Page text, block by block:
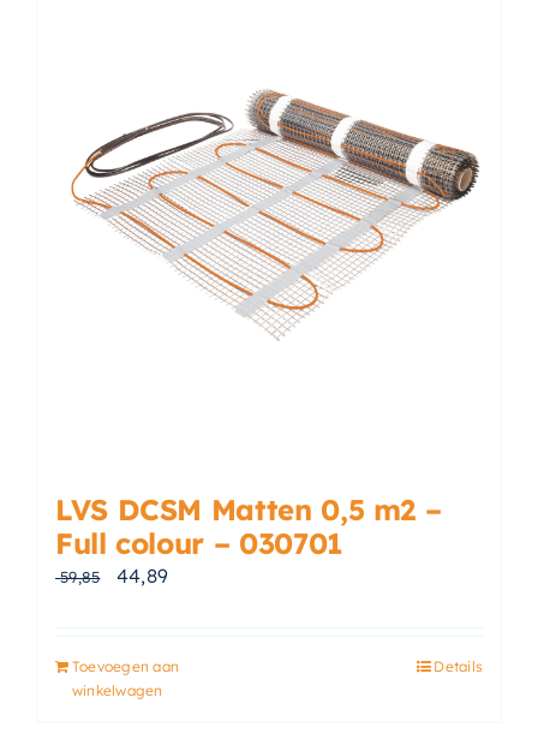
Klimaatbeheersing
PVC
Tegels
LVS DCSM Matten 0,5 m2 –
Full colour – 030701
59,85 Oorspronkelijke prijs was: € 59,85.
44,89Huidige prijs is: € 44,89.
Toevoegen aan
winkelwagen
Details